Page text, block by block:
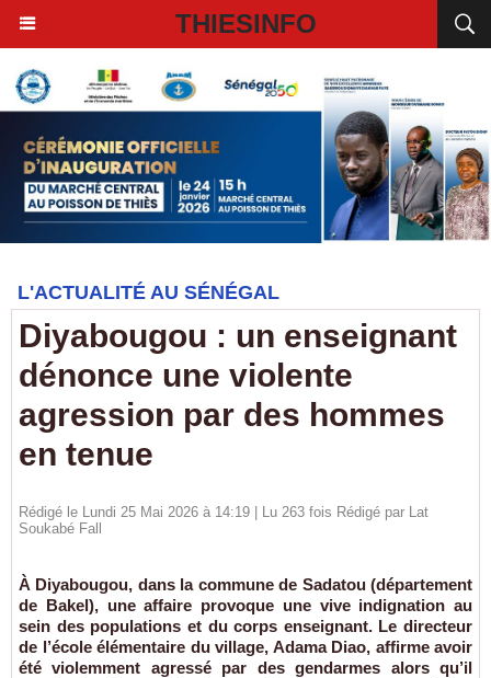
THIESINFO
L'ACTUALITÉ AU SÉNÉGAL
Diyabougou : un enseignant
dénonce une violente
agression par des hommes
en tenue
Rédigé le Lundi 25 Mai 2026 à 14:19 | Lu 263 fois Rédigé par Lat
Soukabé Fall
À Diyabougou, dans la commune de Sadatou (département
de Bakel), une affaire provoque une vive indignation au
sein des populations et du corps enseignant. Le directeur
de l’école élémentaire du village, Adama Diao, affirme avoir
été violemment agressé par des gendarmes alors qu’il